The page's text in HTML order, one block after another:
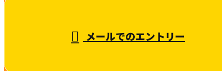
メールでのエントリー